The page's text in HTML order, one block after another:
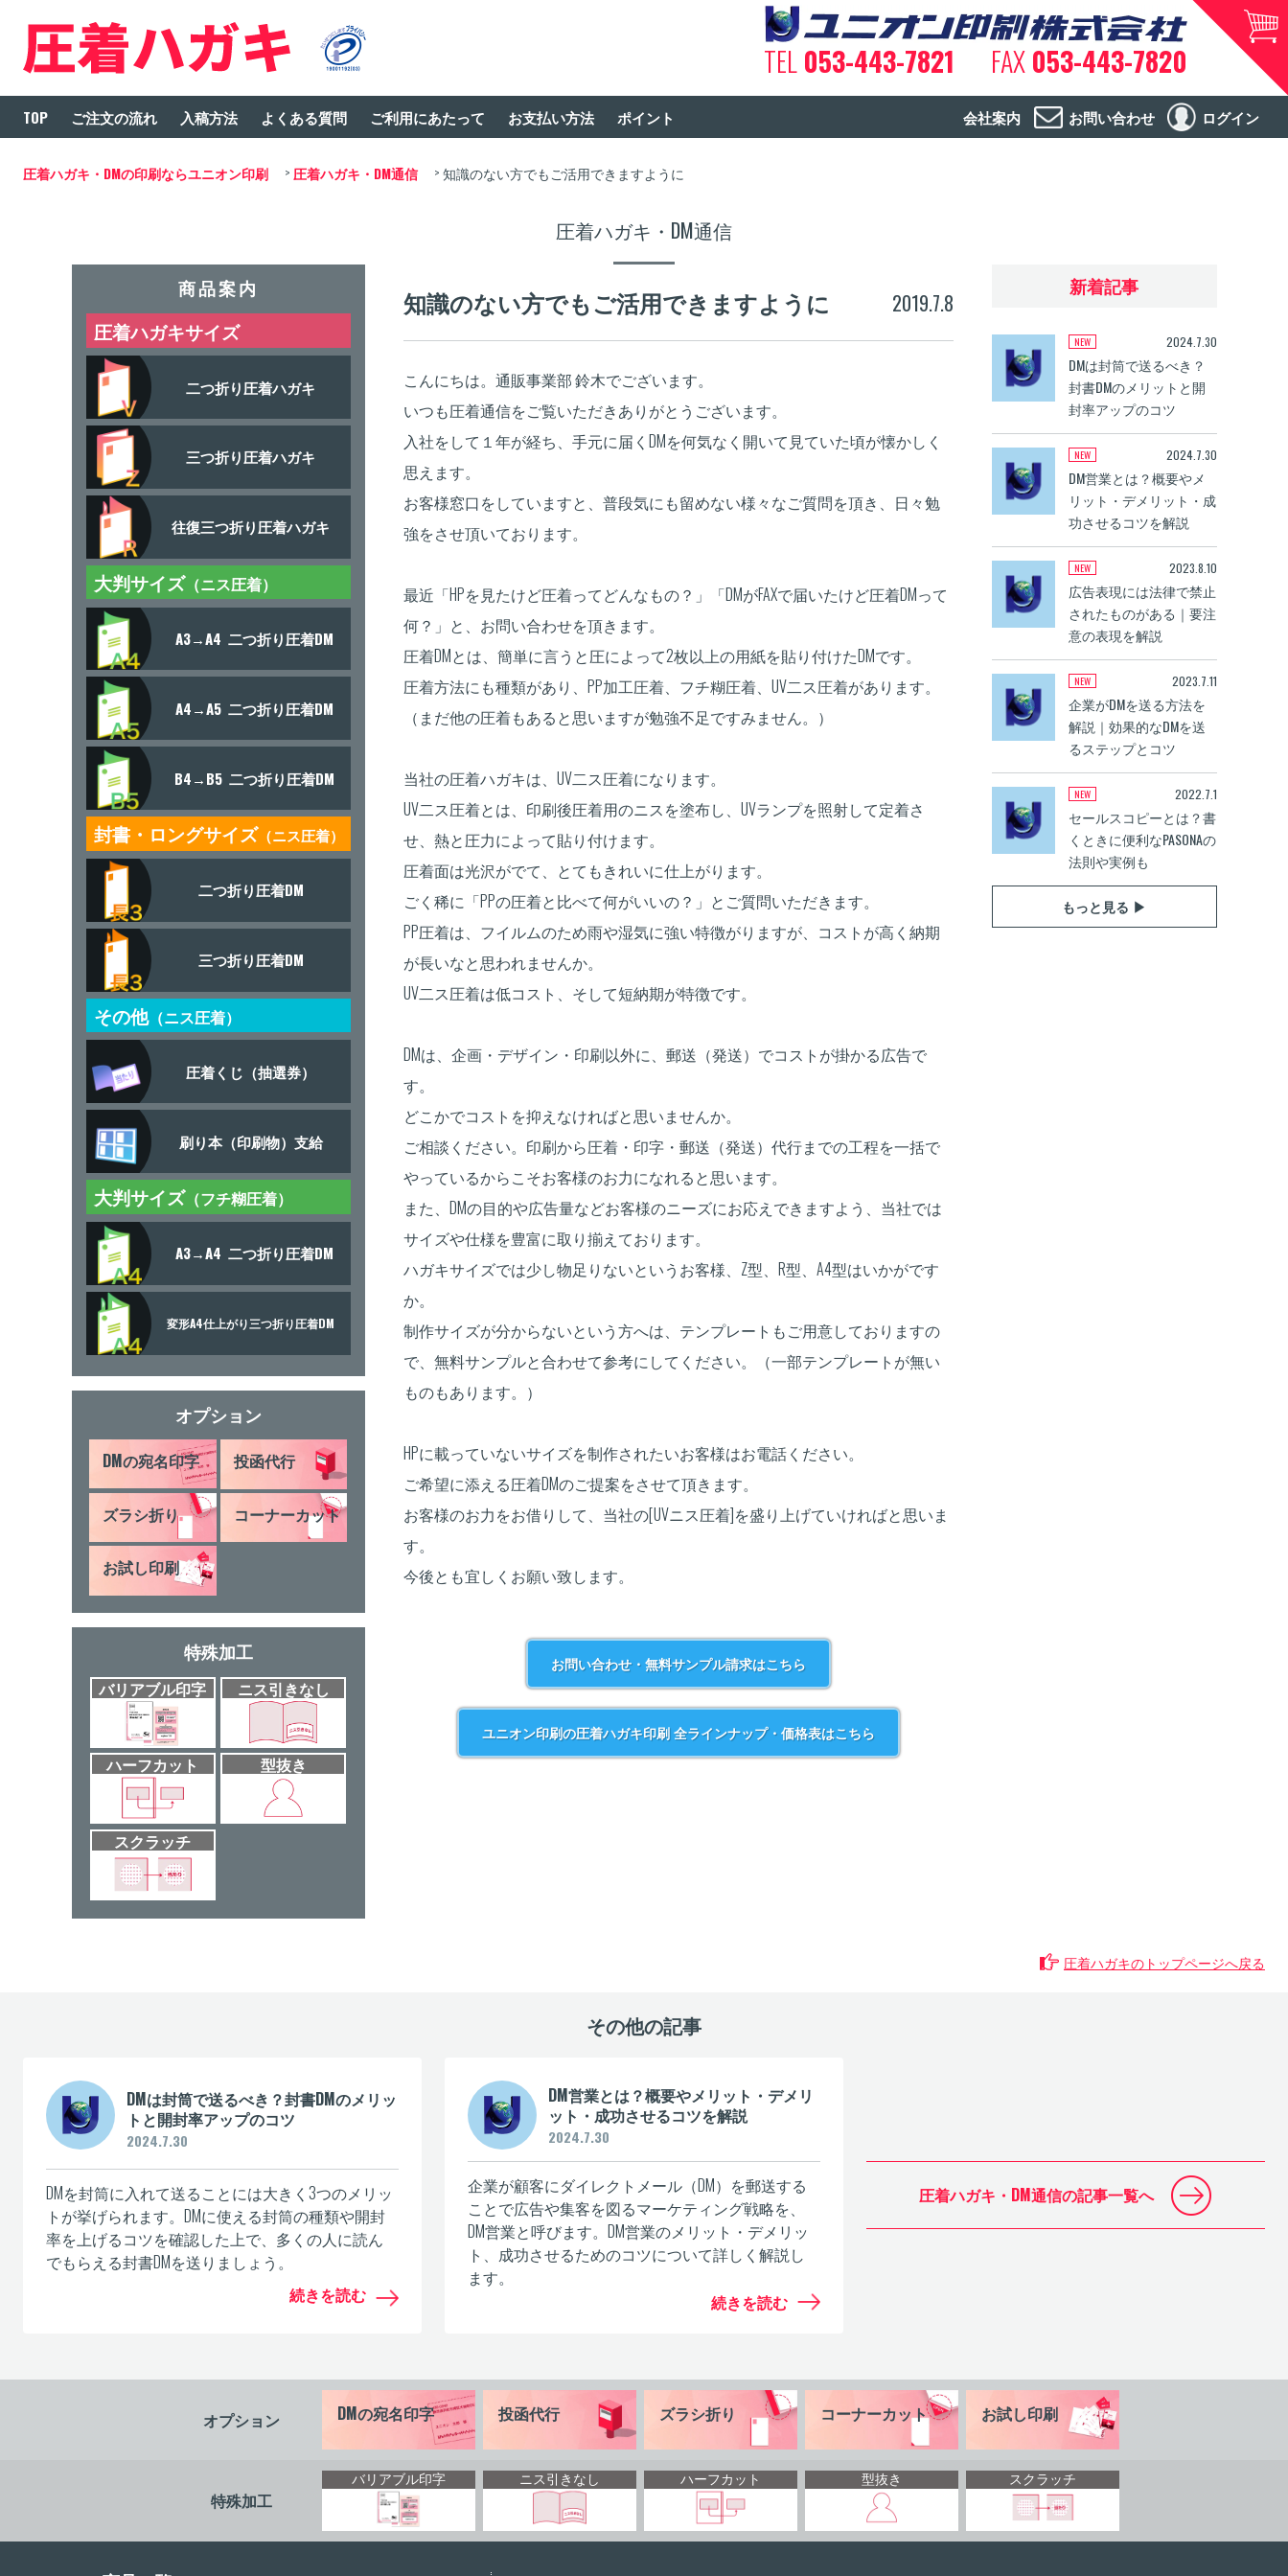
TEL053-443-7821 FAX053-443-7820
TOP ご注文の流れ 入稿方法 よくある質問 ご利用にあたって お支払い方法 ポイント 会社案内 お問い合わせ ログイン
圧着ハガキ・DMの印刷ならユニオン印刷 圧着ハガキ・DM通信 知識のない方でもご活用できますように
圧着ハガキ・DM通信
商品案内
圧着ハガキサイズ
二つ折り圧着ハガキ
三つ折り圧着ハガキ
往復三つ折り圧着ハガキ
大判サイズ（ニス圧着）
A3→A4 二つ折り圧着DM
A4→A5 二つ折り圧着DM
B4→B5 二つ折り圧着DM
封書・ロングサイズ（ニス圧着）
二つ折り圧着DM
三つ折り圧着DM
その他（ニス圧着）
圧着くじ（抽選券）
刷り本（印刷物）支給
大判サイズ（フチ糊圧着）
A3→A4 二つ折り圧着DM
変形A4仕上がり三つ折り圧着DM
オプション
DMの宛名印字 投函代行
ズラシ折り コーナーカット
お試し印刷
特殊加工
バリアブル印字 ニス引きなし
ハーフカット 型抜き
スクラッチ
知識のない方でもご活用できますように 2019.7.8
こんにちは。通販事業部 鈴木でございます。
いつも圧着通信をご覧いただきありがとうございます。
入社をして１年が経ち、手元に届くDMを何気なく開いて見ていた頃が懐かしく
思えます。
お客様窓口をしていますと、普段気にも留めない様々なご質問を頂き、日々勉
強をさせ頂いております。
最近「HPを見たけど圧着ってどんなもの？」「DMがFAXで届いたけど圧着DMって
何？」と、お問い合わせを頂きます。
圧着DMとは、簡単に言うと圧によって2枚以上の用紙を貼り付けたDMです。
圧着方法にも種類があり、PP加工圧着、フチ糊圧着、UV二ス圧着があります。
（まだ他の圧着もあると思いますが勉強不足ですみません。）
当社の圧着ハガキは、UV二ス圧着になります。
UV二ス圧着とは、印刷後圧着用のニスを塗布し、UVランプを照射して定着さ
せ、熱と圧力によって貼り付けます。
圧着面は光沢がでて、とてもきれいに仕上がります。
ごく稀に「PPの圧着と比べて何がいいの？」とご質問いただきます。
PP圧着は、フイルムのため雨や湿気に強い特徴がりますが、コストが高く納期
が長いなと思われませんか。
UV二ス圧着は低コスト、そして短納期が特徴です。
DMは、企画・デザイン・印刷以外に、郵送（発送）でコストが掛かる広告で
す。
どこかでコストを抑えなければと思いませんか。
ご相談ください。印刷から圧着・印字・郵送（発送）代行までの工程を一括で
やっているからこそお客様のお力になれると思います。
また、DMの目的や広告量などお客様のニーズにお応えできますよう、当社では
サイズや仕様を豊富に取り揃えております。
ハガキサイズでは少し物足りないというお客様、Z型、R型、A4型はいかがです
か。
制作サイズが分からないという方へは、テンプレートもご用意しておりますの
で、無料サンプルと合わせて参考にしてください。（一部テンプレートが無い
ものもあります。）
HPに載っていないサイズを制作されたいお客様はお電話ください。
ご希望に添える圧着DMのご提案をさせて頂きます。
お客様のお力をお借りして、当社の[UVニス圧着]を盛り上げていければと思いま
す。
今後とも宜しくお願い致します。
お問い合わせ・無料サンプル請求はこちら
ユニオン印刷の圧着ハガキ印刷全ラインナップ・価格表はこちら
新着記事
2024.7.30
DMは封筒で送るべき？
封書DMのメリットと開
封率アップのコツ
2024.7.30
DM営業とは？概要やメ
リット・デメリット・成
功させるコツを解説
2023.8.10
広告表現には法律で禁止
されたものがある｜要注
意の表現を解説
2023.7.11
企業がDMを送る方法を
解説｜効果的なDMを送
るステップとコツ
2022.7.1
セールスコピーとは？書
くときに便利なPASONAの
法則や実例も
もっと見る ▶
圧着ハガキのトップページへ戻る
その他の記事
DMは封筒で送るべき？封書DMのメリッ
トと開封率アップのコツ
2024.7.30
DMを封筒に入れて送ることには大きく3つのメリッ
トが挙げられます。DMに使える封筒の種類や開封
率を上げるコツを確認した上で、多くの人に読ん
でもらえる封書DMを送りましょう。
続きを読む
DM営業とは？概要やメリット・デメリ
ット・成功させるコツを解説
2024.7.30
企業が顧客にダイレクトメール（DM）を郵送する
ことで広告や集客を図るマーケティング戦略を、
DM営業と呼びます。DM営業のメリット・デメリッ
ト、成功させるためのコツについて詳しく解説し
ます。
続きを読む
圧着ハガキ・DM通信の記事一覧へ
オプション DMの宛名印字 投函代行 ズラシ折り コーナーカット お試し印刷
特殊加工
バリアブル印字 ニス引きなし ハーフカット 型抜き スクラッチ